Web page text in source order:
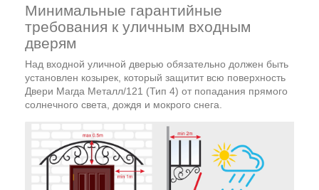
Минимальные гарантийные
требования к уличным входным
дверям
Над входной уличной дверью обязательно должен быть
установлен козырек, который защитит всю поверхность
Двери Магда Металл/121 (Тип 4) от попадания прямого
солнечного света, дождя и мокрого снега.